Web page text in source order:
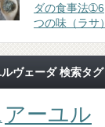
ダの食事法➀6
つの味（ラサ）
ヴェーダ 検索タグ
アーユル